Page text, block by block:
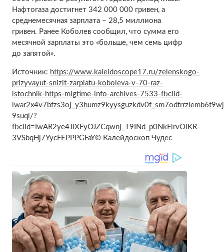
Нафтогаза достигнет 342 000 000 гривен, а
среднемесячная зарплата – 28,5 миллиона
гривен. Ранее Коболев сообщил, что сумма его
месячной зарплаты это «больше, чем семь цифр
до запятой».
Источник: https://www.kaleidoscope17.ru/zelenskogo-
prizyvayut-snizit-zarplatu-koboleva-v-70-raz-
istochnik-https-migtime-info-archives-7533-fbclid-
9suqi/?
fbclid=IwAR2ye4JiXFyOJZCqwnj_T9INd_p0NkFlrvOlKR-
3VSbqHj7YycFEPPPGFaY© Калейдоскоп Чудес